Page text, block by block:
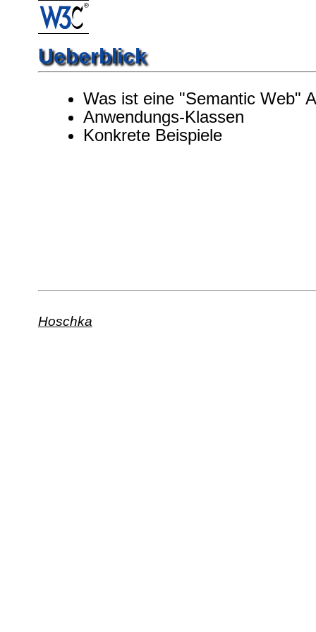
Ueberblick
Was ist eine "Semantic Web"
Anwendungs-Klassen
Konkrete Beispiele
Hoschka